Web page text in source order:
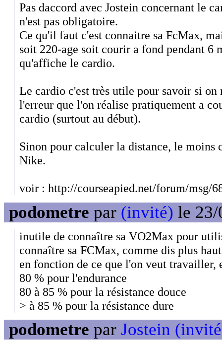
Pas daccord avec Jostein concernant le
n'est pas obligatoire.
Ce qu'il faut c'est connaitre sa FcMax,
soit 220-age soit courir a fond pendant 6
qu'affiche le cardio.
Le cardio c'est très utile pour savoir si on
l'erreur que l'on réalise pratiquement a
cardio (surtout au début).
Sinon pour calculer la distance, le moins
Nike.
voir : http://courseapied.net/forum/msg/
podometre par (invité) le 23/
inutile de connaître sa VO2Max pour
connaître sa FCMax, comme dis plus
en fonction de ce que l'on veut travailler,
80 % pour l'endurance
80 à 85 % pour la résistance douce
> à 85 % pour la résistance dure
podometre par Jostein